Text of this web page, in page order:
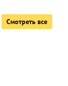
Смотреть все